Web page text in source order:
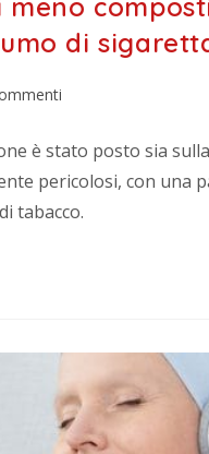
di
è stato posto sia
pericolosi, con una
tabacco.